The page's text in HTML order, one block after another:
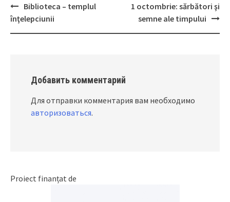
Post
navigation
Biblioteca – templul
înţelepciunii
1 octombrie: sărbători şi
semne ale timpului
Добавить комментарий
Для отправки комментария вам необходимо
авторизоваться.
Proiect finanțat de